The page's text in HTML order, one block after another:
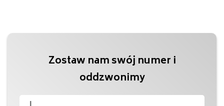
Zostaw nam swój numer i
oddzwonimy